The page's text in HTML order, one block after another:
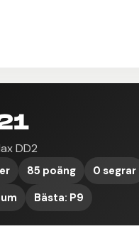
DD2
85 poäng
0 segrar
Bästa: P9